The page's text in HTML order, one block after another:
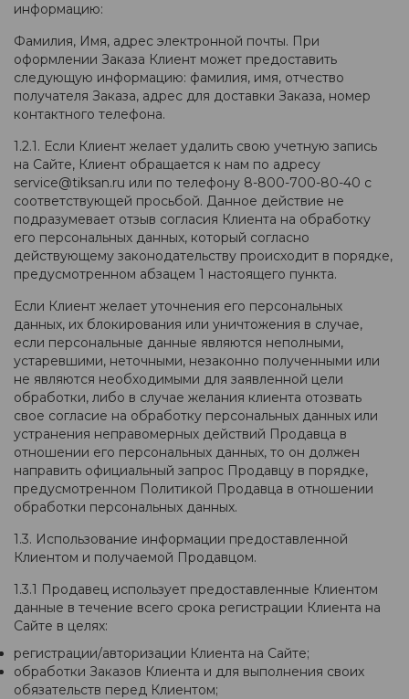
информацию:
Фамилия, Имя, адрес электронной почты. При
оформлении Заказа Клиент может предоставить
следующую информацию: фамилия, имя, отчество
получателя Заказа, адрес для доставки Заказа, номер
контактного телефона.
1.2.1. Если Клиент желает удалить свою учетную запись
на Сайте, Клиент обращается к нам по адресу
service@tiksan.ru или по телефону 8-800-700-80-40 с
соответствующей просьбой. Данное действие не
подразумевает отзыв согласия Клиента на обработку
его персональных данных, который согласно
действующему законодательству происходит в порядке,
предусмотренном абзацем 1 настоящего пункта.
Если Клиент желает уточнения его персональных
данных, их блокирования или уничтожения в случае,
если персональные данные являются неполными,
устаревшими, неточными, незаконно полученными или
не являются необходимыми для заявленной цели
обработки, либо в случае желания клиента отозвать
свое согласие на обработку персональных данных или
устранения неправомерных действий Продавца в
отношении его персональных данных, то он должен
направить официальный запрос Продавцу в порядке,
предусмотренном Политикой Продавца в отношении
обработки персональных данных.
1.3. Использование информации предоставленной
Клиентом и получаемой Продавцом.
1.3.1 Продавец использует предоставленные Клиентом
данные в течение всего срока регистрации Клиента на
Сайте в целях:
регистрации/авторизации Клиента на Сайте;
обработки Заказов Клиента и для выполнения своих
обязательств перед Клиентом;